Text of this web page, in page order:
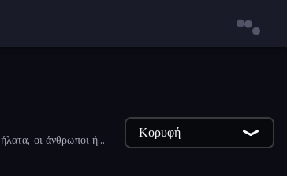
οι άνθρωποι ή
Κορυφή